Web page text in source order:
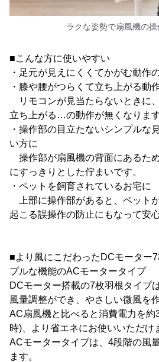
ラクな姿勢で扇風機の操
■こんな方に使いやすい
・足元が見えにくくてかがむ動作
・膝や腰がつらくて立ち上がる動
リモコンが見当たらないときに
立ち上がる…の動作が無くなります
・操作部の目立たないシンプルな
い方に
操作部が扇風機の背面にあるた
にすっきりとした佇まいです。
・ペットを飼育されているお宅に
上部に操作部があると、ペット
起こる誤操作の防止にもなって安心
■より風にこだわったDCモーター
プルな機能のACモータータイプ
DCモーター搭載の7枚羽根タイプ
風量調整ができ、やさしい微風を
AC扇風機と比べると消費電力を約
時)、より省エネにお使いいただけ
ACモータータイプは、4段階の風
ます。